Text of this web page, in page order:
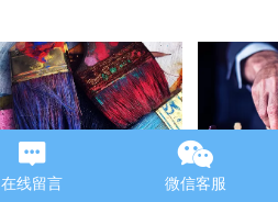
视觉传达设计 人力资
在线留言 微信客服